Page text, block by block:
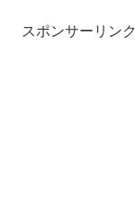
スポンサーリンク